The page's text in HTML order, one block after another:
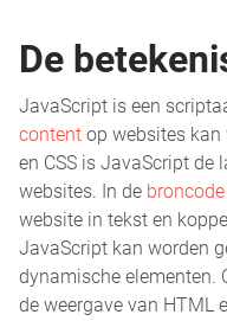
De
JavaScript is een
content op websites kan
en CSS is JavaScript
websites. In de broncode
website in tekst en
JavaScript kan worden
dynamische elementen.
de weergave van HTML